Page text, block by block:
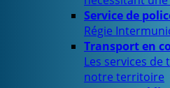
Service de
Régie
Transport en
Les services
notre territoire